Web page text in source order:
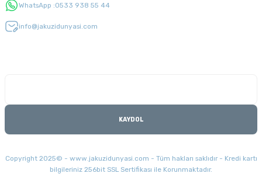
WhatsApp :0533 938 55 44
info@jakuzidunyasi.com
KAYDOL
Copyright 2025© - www.jakuzidunyasi.com - Tüm hakları saklıdır - Kredi kartı
bilgileriniz 256bit SSL Sertifikası ile Korunmaktadır.